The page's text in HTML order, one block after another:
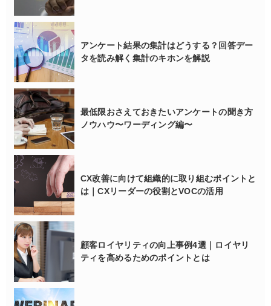
アンケート結果の集計はどうする？回答デー
タを読み解く集計のキホンを解説
最低限おさえておきたいアンケートの聞き方
ノウハウ〜ワーディング編〜
CX改善に向けて組織的に取り組むポイントと
は｜CXリーダーの役割とVOCの活用
顧客ロイヤリティの向上事例4選｜ロイヤリ
ティを高めるためのポイントとは